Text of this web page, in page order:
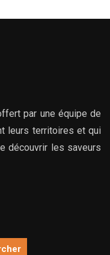
par une équipe de
leurs territoires et qui
découvrir les saveurs